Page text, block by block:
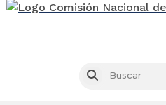
Buscar